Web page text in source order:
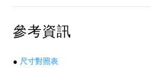
參考資訊
● 尺寸對照表